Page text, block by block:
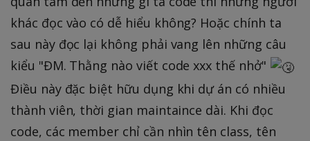
khác đọc vào có dễ hiểu không? Hoặc chính ta
sau này đọc lại không phải vang lên những câu
kiểu "ĐM. Thằng nào viết code xxx thế nhở"
Điều này đặc biệt hữu dụng khi dự án có nhiều
thành viên, thời gian maintaince dài. Khi đọc
code, các member chỉ cần nhìn tên class, tên